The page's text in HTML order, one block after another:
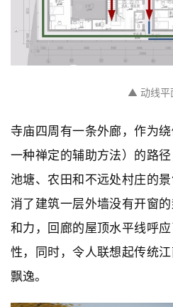
▲ 动线平
寺庙四周有一条外廊，作为
一种禅定的辅助方法）的路
池塘、农田和不远处村庄的
消了建筑一层外墙没有开窗
和力，回廊的屋顶水平线呼
性，同时，令人联想起传统
飘逸。